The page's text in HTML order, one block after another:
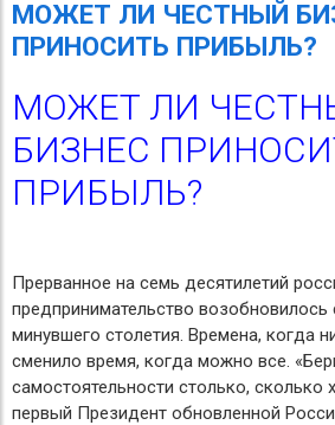
МОЖЕТ ЛИ ЧЕСТНЫЙ
ПРИНОСИТЬ ПРИБЫЛЬ?
МОЖЕТ ЛИ
БИЗНЕС
ПРИБЫЛЬ?
Прерванное на семь десятилетий
предпринимательство возобновилось
минувшего столетия. Времена, когда
сменило время, когда можно все.
самостоятельности столько, сколько
первый Президент обновленной